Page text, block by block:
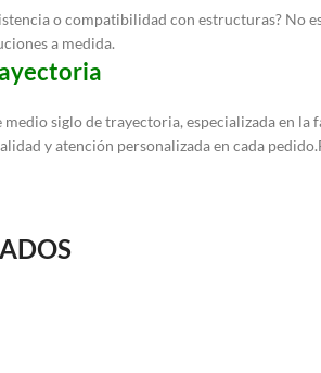
o compatibilidad con estructuras?
a medida.
medio siglo de trayectoria, especializada en
y atención personalizada en cada pedido.